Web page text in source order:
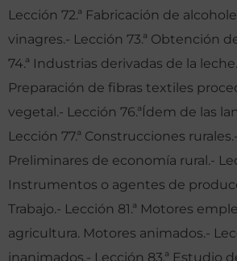
Lección 72.ª Fabricación de
vinagres.- Lección 73.ª Obtención
74.ª Industrias derivadas de la
Preparación de fibras textiles
vegetal.- Lección 76.ªÍdem de las
Lección 77.ª Construcciones
Preliminares de economía rural.-
Instrumentos o agentes de
Trabajo.- Lección 81.ª Motores
agricultura. Motores animados.-
inanimados.- Lección 83.ª Estudio